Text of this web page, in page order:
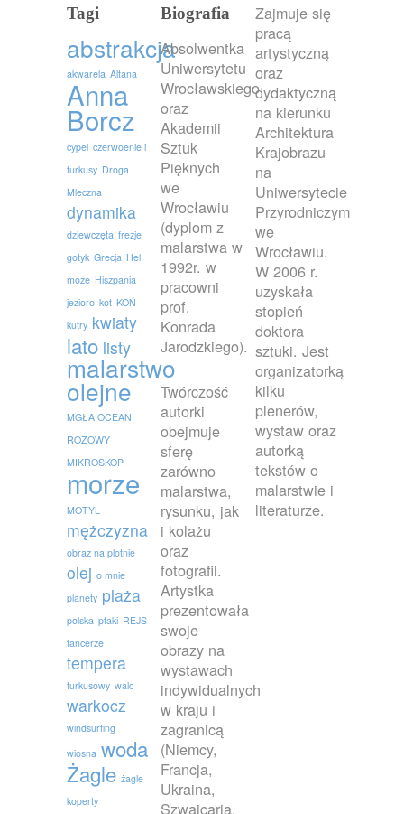
Tagi
abstrakcja
akwarela Altana
Anna
Borcz
cypel czerwoenie i
turkusy Droga
Mleczna
dynamika
dziewczęta frezje
gotyk Grecja Hel.
moze Hiszpania
jezioro kot KOŃ
kutry kwiaty
lato listy
malarstwo
olejne
MGŁA OCEAN
RÓŻOWY
MIKROSKOP
morze
MOTYL
mężczyzna
obraz na plotnie
olej o mnie
planety plaża
polska ptaki REJS
tancerze
tempera
turkusowy walc
warkocz
windsurfing
wiosna woda
Żagle żagle
koperty
Biografia
Absolwentka
Uniwersytetu
Wrocławskiego
oraz
Akademii
Sztuk
Pięknych
we
Wrocławiu
(dyplom z
malarstwa w
1992r. w
pracowni
prof.
Konrada
Jarodzkiego).
Twórczość
autorki
obejmuje
sferę
zarówno
malarstwa,
rysunku, jak
i kolażu
oraz
fotografii.
Artystka
prezentowała
swoje
obrazy na
wystawach
indywidualnych
w kraju i
zagranicą
(Niemcy,
Francja,
Ukraina,
Szwajcaria,
Zajmuje się
pracą
artystyczną
oraz
dydaktyczną
na kierunku
Architektura
Krajobrazu
na
Uniwersytecie
Przyrodniczym
we
Wrocławiu.
W 2006 r.
uzyskała
stopień
doktora
sztuki. Jest
organizatorką
kilku
plenerów,
wystaw oraz
autorką
tekstów o
malarstwie i
literaturze.